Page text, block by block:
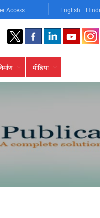
Access English Hindi
मीडिया